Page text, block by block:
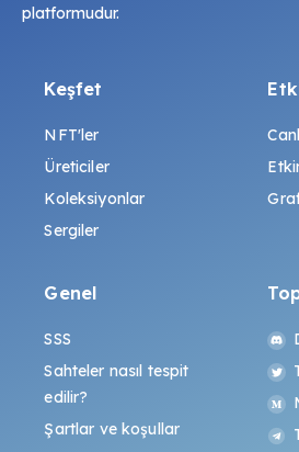
platformudur.
Keşfet
NFT'ler
Üreticiler
Koleksiyonlar
Sergiler
Genel
SSS
Sahteler nasıl tespit
edilir?
Şartlar ve koşullar